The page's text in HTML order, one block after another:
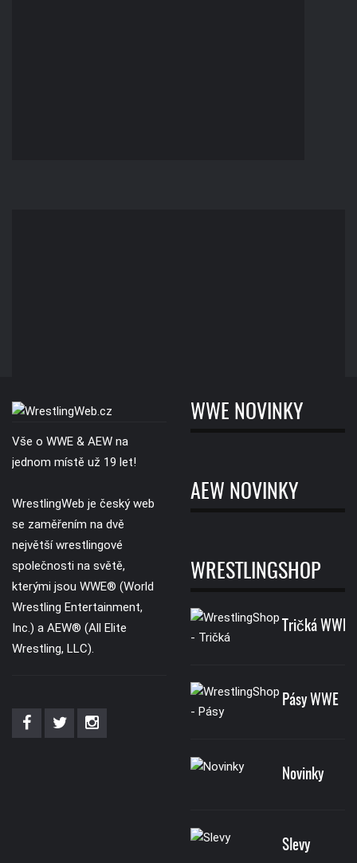
Vše o WWE & AEW na
jednom místě už 19 let!
WrestlingWeb je český web
se zaměřením na dvě
největší wrestlingové
společnosti na světě,
kterými jsou WWE® (World
Wrestling Entertainment,
Inc.) a AEW® (All Elite
Wrestling, LLC).
WWE NOVINKY
AEW NOVINKY
WRESTLINGSHOP
Tričká WWE
Pásy WWE
Novinky
Slevy